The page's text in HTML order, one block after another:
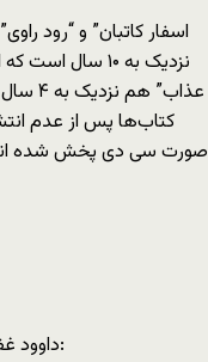
نزدیک به ۱۰
کتاب‌ها پس از عدم
صورت سی دی پخش شده اند.
داوود غفارزادگان (داستان نویس):